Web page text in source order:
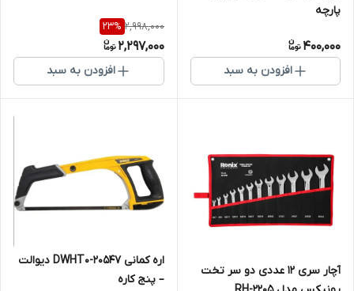
پارچه
400,000
افزودن به سبد
2,998,000
23%
2,297,000
افزودن به سبد
آچار سری 12 عددی دو سر تخت
اره کمانی DWHT0-20547 دیوالت
– پنج کاره